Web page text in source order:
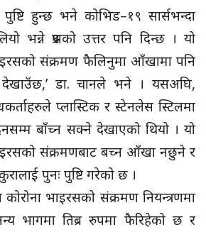
हुन्छ भने कोभिड–१९ सार्सभन्दा
भन्ने प्रश्नको उत्तर पनि दिन्छ । यो
संक्रमण फैलिनुमा आँखामा पनि
देखाउँछ,’ डा. चानले भने । यसअघि,
प्लास्टिक र स्टेनलेस स्टिलमा
बाँच्न सक्ने देखाएको थियो । यो
संक्रमणबाट बच्न आँखा नछुने र
पुनः पुष्टि गरेको छ ।
भाइरसको संक्रमण नियन्त्रणमा
भागमा तिब्र रुपमा फैरिहेको छ र